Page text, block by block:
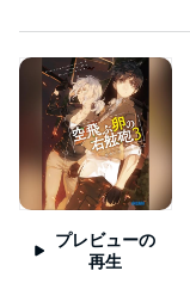
プレビューの
再生